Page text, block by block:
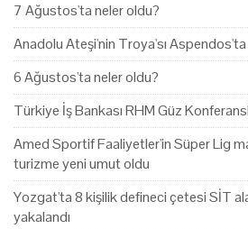
7 Ağustos'ta neler oldu?
Anadolu Ateşi'nin Troya'sı
6 Ağustos'ta neler oldu?
Türkiye İş Bankası RHM Güz
Amed Sportif Faaliyetler'in Süper Lig
turizme yeni umut oldu
Yozgat'ta 8 kişilik defineci çetesi SİT
yakalandı